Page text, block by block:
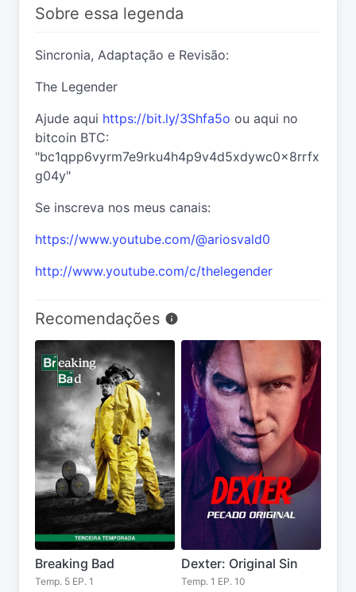
Sobre essa legenda
Sincronia, Adaptação e Revisão:
The Legender
Ajude aqui https://bit.ly/3Shfa5o ou aqui no
bitcoin BTC:
"bc1qpp6vyrm7e9rku4h4p9v4d5xdywc0x8rrfx
g04y"
Se inscreva nos meus canais:
https://www.youtube.com/@ariosvald0
http://www.youtube.com/c/thelegender
Recomendações
Breaking Bad
Temp. 5 EP. 1
Dexter: Original Sin
Temp. 1 EP. 10